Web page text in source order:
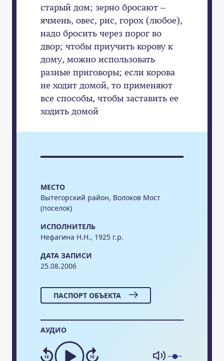
МЕСТО
Вытегорский район, Волоков Мост
(поселок)
ИСПОЛНИТЕЛЬ
Нефагина Н.Н., 1925 г.р.
ДАТА ЗАПИСИ
25.08.2006
ПАСПОРТ ОБЪЕКТА
АУДИО
старый дом; зерно бросают –
ячмень, овес, рис, горох (любое),
надо бросить через порог во
двор; чтобы приучить корову к
дому, можно использовать
разные приговоры; если корова
не ходит домой, то применяют
все способы, чтобы заставить ее
ходить домой